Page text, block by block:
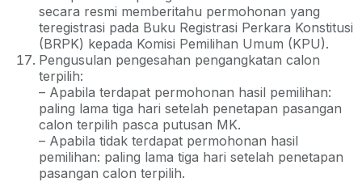
secara resmi memberitahu permohonan yang
teregistrasi pada Buku Registrasi Perkara Konstitusi
(BRPK) kepada Komisi Pemilihan Umum (KPU).
Pengusulan pengesahan pengangkatan calon
terpilih:
– Apabila terdapat permohonan hasil pemilihan:
paling lama tiga hari setelah penetapan pasangan
calon terpilih pasca putusan MK.
– Apabila tidak terdapat permohonan hasil
pemilihan: paling lama tiga hari setelah penetapan
pasangan calon terpilih.